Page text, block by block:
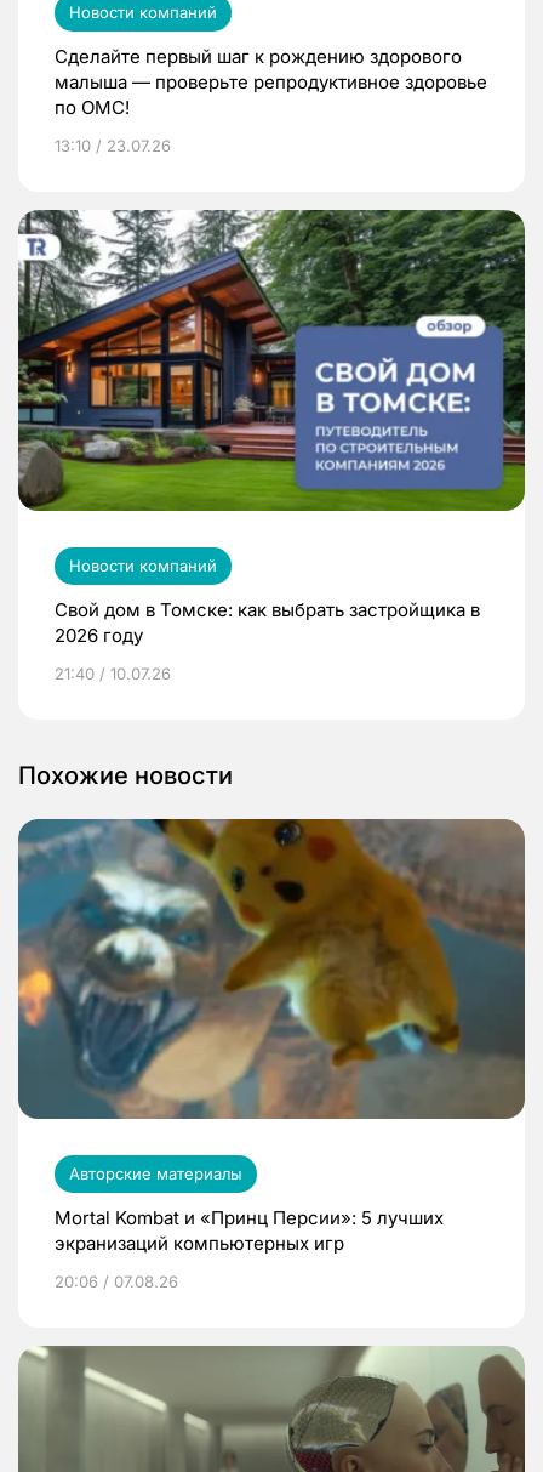
Новости компаний
Сделайте первый шаг к рождению здорового
малыша — проверьте репродуктивное здоровье
по ОМС!
13:10 / 23.07.26
Новости компаний
Свой дом в Томске: как выбрать застройщика в
2026 году
21:40 / 10.07.26
Похожие новости
Авторские материалы
Mortal Kombat и «Принц Персии»: 5 лучших
экранизаций компьютерных игр
20:06 / 07.08.26